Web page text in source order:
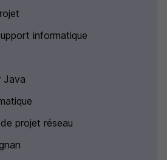
informatique
Java
projet réseau